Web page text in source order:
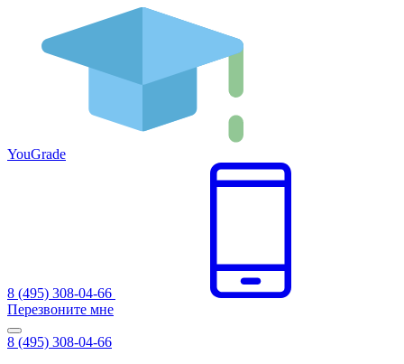
YouGrade
8 (495) 308-04-66
Перезвоните мне
8 (495) 308-04-66